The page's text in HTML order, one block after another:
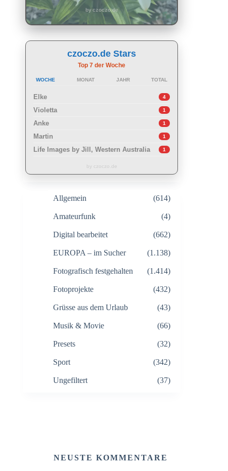
by czoczo.de
czoczo.de Stars
Top 7 der Woche
WOCHE MONAT JAHR TOTAL
Elke 4
Violetta 1
Anke 1
Martin 1
Life Images by Jill, Western Australia 1
by czoczo.de
Allgemein (614)
Amateurfunk (4)
Digital bearbeitet (662)
EUROPA – im Sucher (1.138)
Fotografisch festgehalten (1.414)
Fotoprojekte (432)
Grüsse aus dem Urlaub (43)
Musik & Movie (66)
Presets (32)
Sport (342)
Ungefiltert (37)
NEUSTE KOMMENTARE